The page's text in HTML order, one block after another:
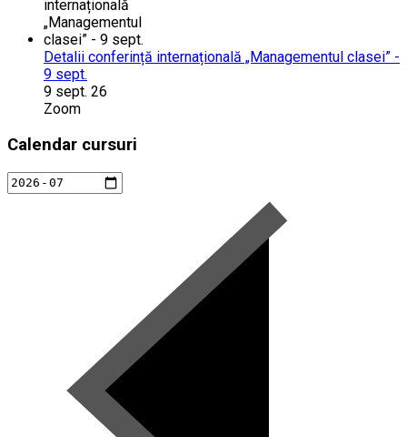
Detalii conferință internațională „Managementul clasei” -
9 sept.
9 sept. 26
Zoom
Calendar cursuri